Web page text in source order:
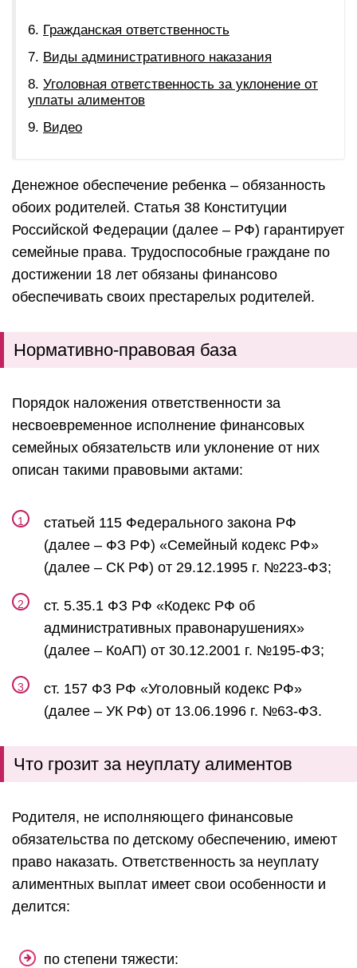
Гражданская ответственность
Виды административного наказания
Уголовная ответственность за уклонение от
уплаты алиментов
Видео
Денежное обеспечение ребенка – обязанность
обоих родителей. Статья 38 Конституции
Российской Федерации (далее – РФ) гарантирует
семейные права. Трудоспособные граждане по
достижении 18 лет обязаны финансово
обеспечивать своих престарелых родителей.
Нормативно-правовая база
Порядок наложения ответственности за
несвоевременное исполнение финансовых
семейных обязательств или уклонение от них
описан такими правовыми актами:
статьей 115 Федерального закона РФ
(далее – ФЗ РФ) «Семейный кодекс РФ»
(далее – СК РФ) от 29.12.1995 г. №223-ФЗ;
ст. 5.35.1 ФЗ РФ «Кодекс РФ об
административных правонарушениях»
(далее – КоАП) от 30.12.2001 г. №195-ФЗ;
ст. 157 ФЗ РФ «Уголовный кодекс РФ»
(далее – УК РФ) от 13.06.1996 г. №63-ФЗ.
Что грозит за неуплату алиментов
Родителя, не исполняющего финансовые
обязательства по детскому обеспечению, имеют
право наказать. Ответственность за неуплату
алиментных выплат имеет свои особенности и
делится:
по степени тяжести: